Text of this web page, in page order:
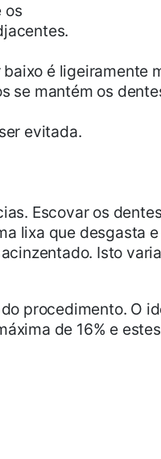
os
é ligeiramente
se mantém os
evitada.
Escovar os
lixa que desgasta
Isto
procedimento. O
de 16% e